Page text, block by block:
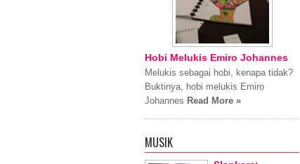
Hobi Melukis Emiro Johannes
Melukis sebagai hobi, kenapa tidak?
Buktinya, hobi melukis Emiro
Johannes Read More »
MUSIK